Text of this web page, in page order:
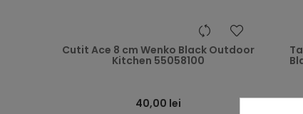
heart
Cutit Ace 8 cm Wenko Black Outdoor
Kitchen 55058100
40,00 lei